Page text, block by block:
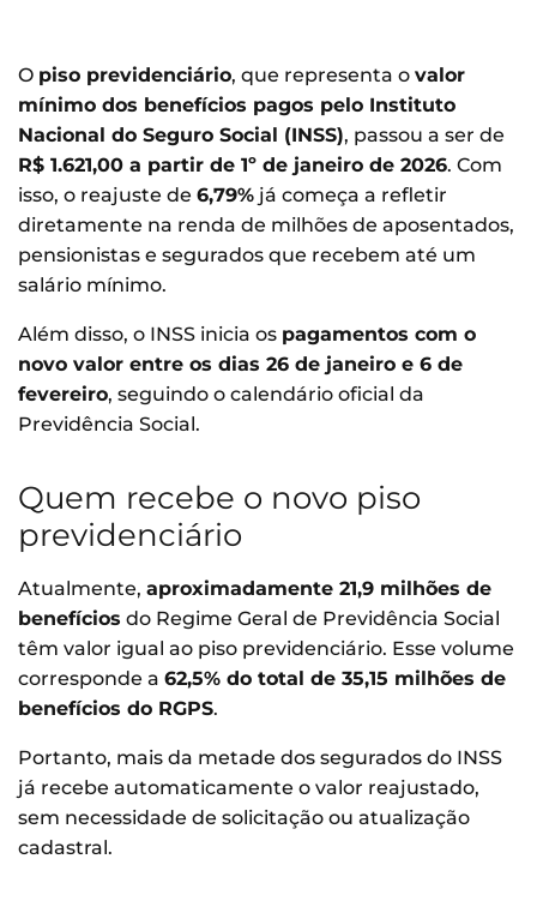
O piso previdenciário, que representa o valor
mínimo dos benefícios pagos pelo Instituto
Nacional do Seguro Social (INSS), passou a ser de
R$ 1.621,00 a partir de 1º de janeiro de 2026. Com
isso, o reajuste de 6,79% já começa a refletir
diretamente na renda de milhões de aposentados,
pensionistas e segurados que recebem até um
salário mínimo.
Além disso, o INSS inicia os pagamentos com o
novo valor entre os dias 26 de janeiro e 6 de
fevereiro, seguindo o calendário oficial da
Previdência Social.
Quem recebe o novo piso
previdenciário
Atualmente, aproximadamente 21,9 milhões de
benefícios do Regime Geral de Previdência Social
têm valor igual ao piso previdenciário. Esse volume
corresponde a 62,5% do total de 35,15 milhões de
benefícios do RGPS.
Portanto, mais da metade dos segurados do INSS
já recebe automaticamente o valor reajustado,
sem necessidade de solicitação ou atualização
cadastral.